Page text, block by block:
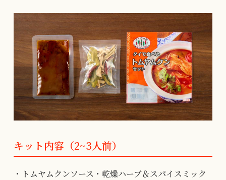
キット内容（2~3人前）
・トムヤムクンソース・乾燥ハーブ＆スパイスミック